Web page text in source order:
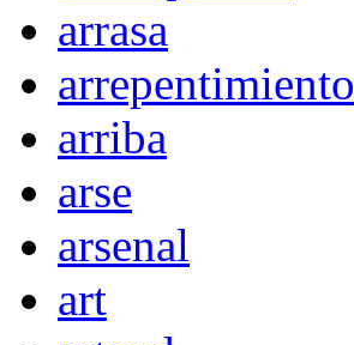
arrasa
arrepentimiento
arriba
arse
arsenal
art